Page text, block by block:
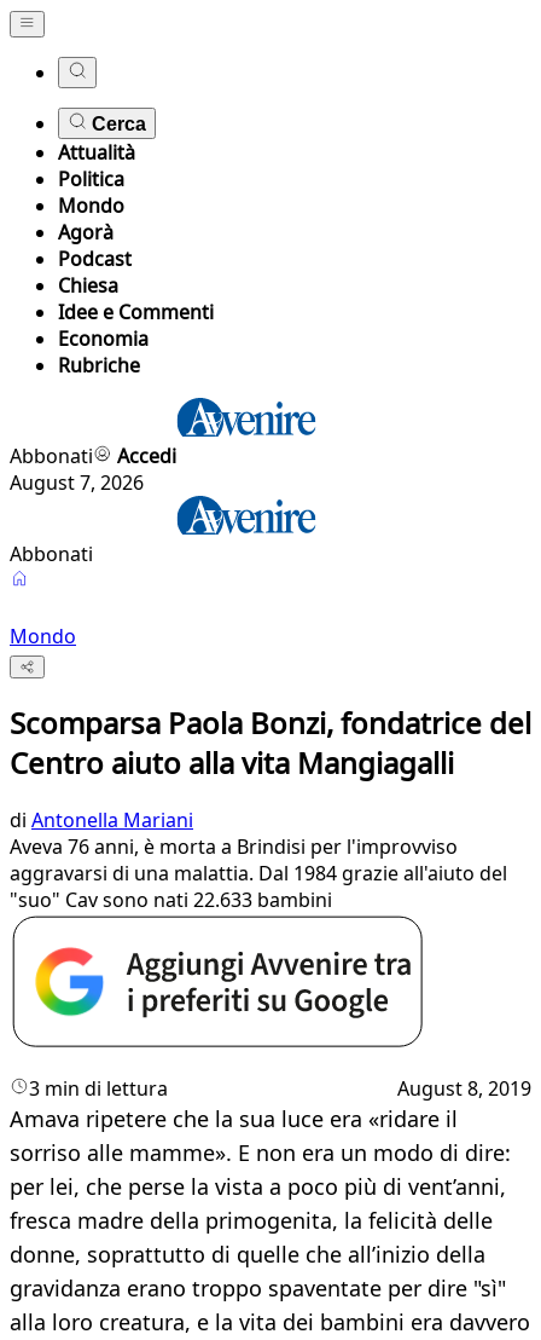
Cerca
Attualità
Politica
Mondo
Agorà
Podcast
Chiesa
Idee e Commenti
Economia
Rubriche
Abbonati
Accedi
August 7, 2026
Abbonati
Mondo
Scomparsa Paola Bonzi, fondatrice del
Centro aiuto alla vita Mangiagalli
di Antonella Mariani
Aveva 76 anni, è morta a Brindisi per l'improvviso
aggravarsi di una malattia. Dal 1984 grazie all'aiuto del
"suo" Cav sono nati 22.633 bambini
3 min di lettura August 8, 2019
Amava ripetere che la sua luce era «ridare il
sorriso alle mamme». E non era un modo di dire:
per lei, che perse la vista a poco più di vent’anni,
fresca madre della primogenita, la felicità delle
donne, soprattutto di quelle che all’inizio della
gravidanza erano troppo spaventate per dire "sì"
alla loro creatura, e la vita dei bambini era davvero